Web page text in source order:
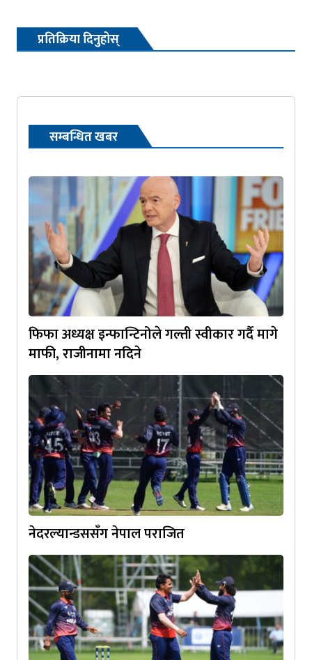
प्रतिक्रिया दिनुहोस्
सम्बन्धित खबर
फिफा अध्यक्ष इन्फान्टिनोले गल्ती स्वीकार गर्दै मागे
माफी, राजीनामा नदिने
नेदरल्यान्डससँग नेपाल पराजित